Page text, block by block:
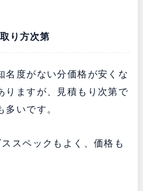
り方次第
名度がない分価格が安くな
りますが、見積もり次第で
多いです。
スペックもよく、価格も